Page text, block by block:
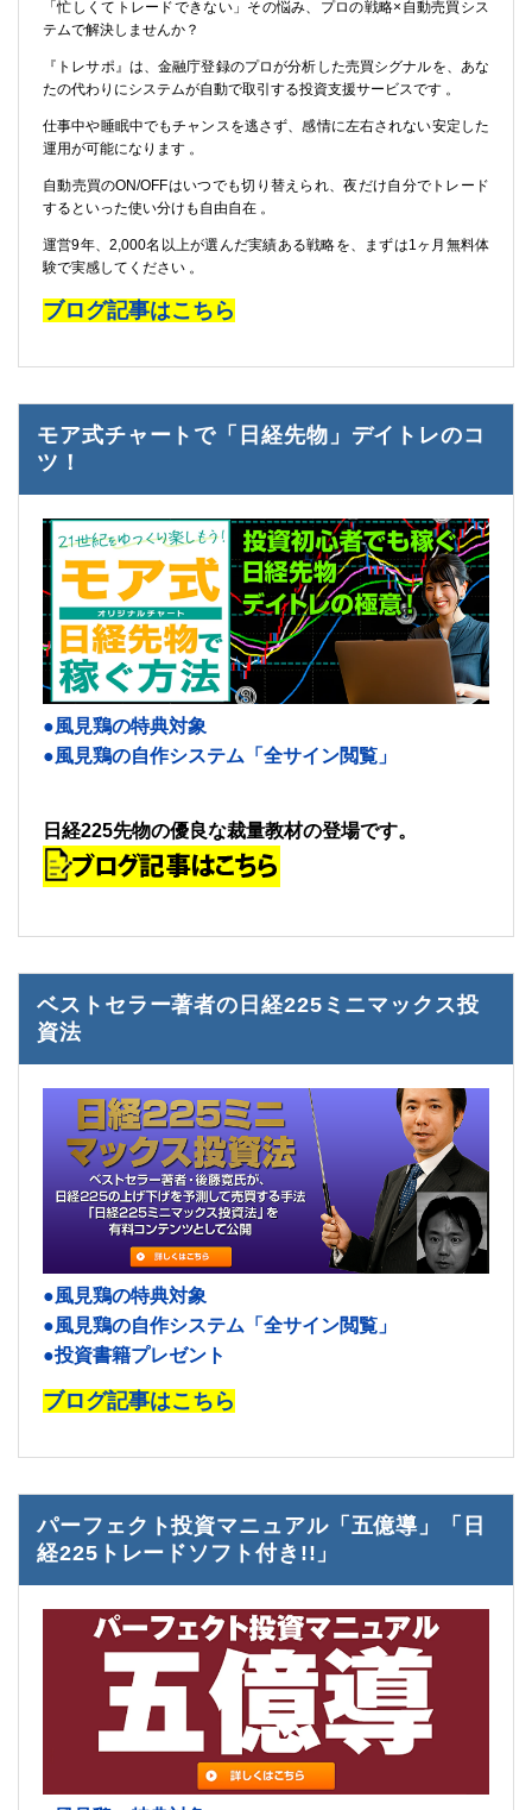
「忙しくてトレードできない」その悩み、プロの戦略×自動売買シス
テムで解決しませんか？
『トレサポ』は、金融庁登録のプロが分析した売買シグナルを、あな
たの代わりにシステムが自動で取引する投資支援サービスです 。
仕事中や睡眠中でもチャンスを逃さず、感情に左右されない安定した
運用が可能になります 。
自動売買のON/OFFはいつでも切り替えられ、夜だけ自分でトレード
するといった使い分けも自由自在 。
運営9年、2,000名以上が選んだ実績ある戦略を、まずは1ヶ月無料体
験で実感してください 。
ブログ記事はこちら
モア式チャートで「日経先物」デイトレのコ
ツ！
●風見鶏の特典対象
●風見鶏の自作システム「全サイン閲覧」
日経225先物の優良な裁量教材の登場です。
ベストセラー著者の日経225ミニマックス投
資法
●風見鶏の特典対象
●風見鶏の自作システム「全サイン閲覧」
●投資書籍プレゼント
ブログ記事はこちら
パーフェクト投資マニュアル「五億導」「日
経225トレードソフト付き!!」